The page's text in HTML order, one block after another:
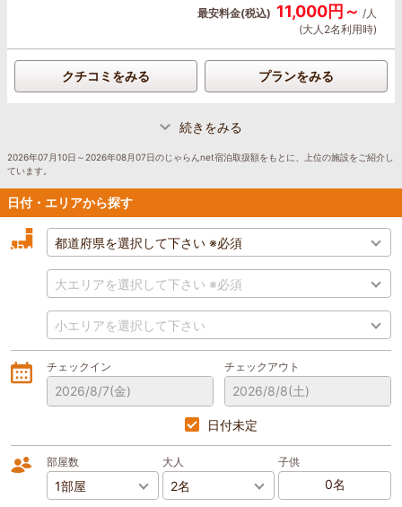
最安料金(税込) 11,000円～ /人
(大人2名利用時)
クチコミをみる プランをみる
続きをみる
2026年07月10日～2026年08月07日のじゃらんnet宿泊取扱額をもとに、上位の施設をご紹介し
ています。
日付・エリアから探す
チェックイン
2026/8/7(金)
チェックアウト
2026/8/8(土)
日付未定
部屋数 大人 子供